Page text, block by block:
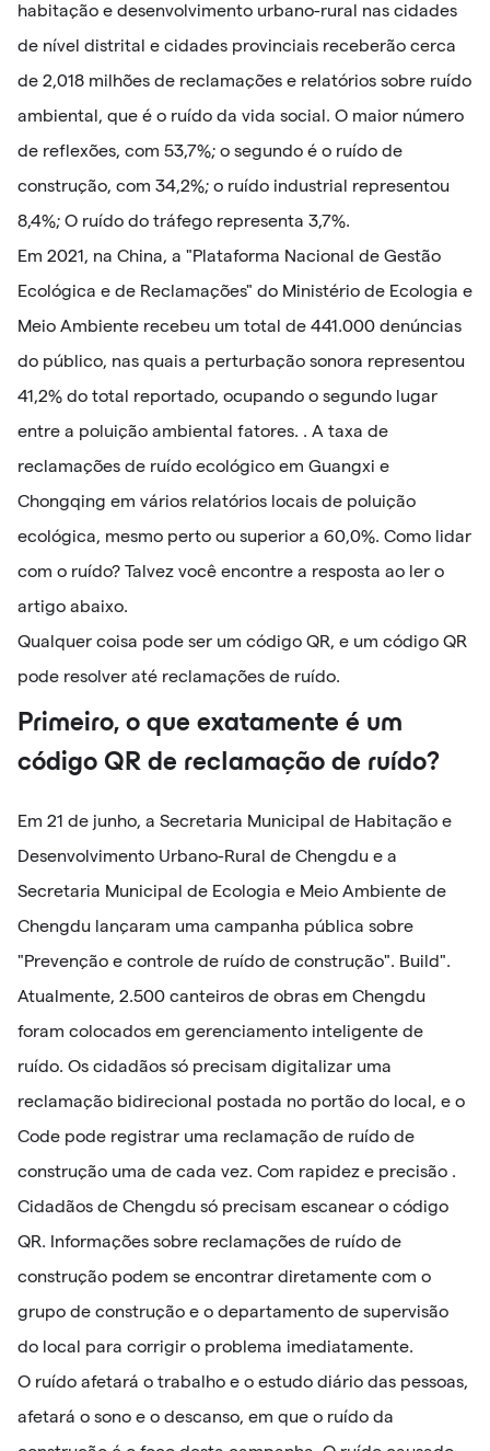
habitação e desenvolvimento urbano-rural nas cidades
de nível distrital e cidades provinciais receberão cerca
de 2,018 milhões de reclamações e relatórios sobre ruído
ambiental, que é o ruído da vida social. O maior número
de reflexões, com 53,7%; o segundo é o ruído de
construção, com 34,2%; o ruído industrial representou
8,4%; O ruído do tráfego representa 3,7%.
Em 2021, na China, a "Plataforma Nacional de Gestão
Ecológica e de Reclamações" do Ministério de Ecologia e
Meio Ambiente recebeu um total de 441.000 denúncias
do público, nas quais a perturbação sonora representou
41,2% do total reportado, ocupando o segundo lugar
entre a poluição ambiental fatores. . A taxa de
reclamações de ruído ecológico em Guangxi e
Chongqing em vários relatórios locais de poluição
ecológica, mesmo perto ou superior a 60,0%. Como lidar
com o ruído? Talvez você encontre a resposta ao ler o
artigo abaixo.
Qualquer coisa pode ser um código QR, e um código QR
pode resolver até reclamações de ruído.
Primeiro, o que exatamente é um
código QR de reclamação de ruído?
Em 21 de junho, a Secretaria Municipal de Habitação e
Desenvolvimento Urbano-Rural de Chengdu e a
Secretaria Municipal de Ecologia e Meio Ambiente de
Chengdu lançaram uma campanha pública sobre
"Prevenção e controle de ruído de construção". Build".
Atualmente, 2.500 canteiros de obras em Chengdu
foram colocados em gerenciamento inteligente de
ruído. Os cidadãos só precisam digitalizar uma
reclamação bidirecional postada no portão do local, e o
Code pode registrar uma reclamação de ruído de
construção uma de cada vez. Com rapidez e precisão .
Cidadãos de Chengdu só precisam escanear o código
QR. Informações sobre reclamações de ruído de
construção podem se encontrar diretamente com o
grupo de construção e o departamento de supervisão
do local para corrigir o problema imediatamente.
O ruído afetará o trabalho e o estudo diário das pessoas,
afetará o sono e o descanso, em que o ruído da